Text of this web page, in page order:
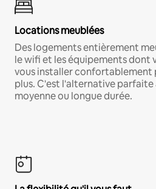
Locations meublées
Des logements entièrement
le wifi et les équipements dont
vous installer confortablement
plus. C'est l'alternative
moyenne ou longue durée.